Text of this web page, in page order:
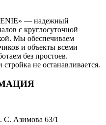
— надежный
с круглосуточной
Мы обеспечиваем
и объекты всеми
без простоев.
не останавливается.
С. Азимова 63/1